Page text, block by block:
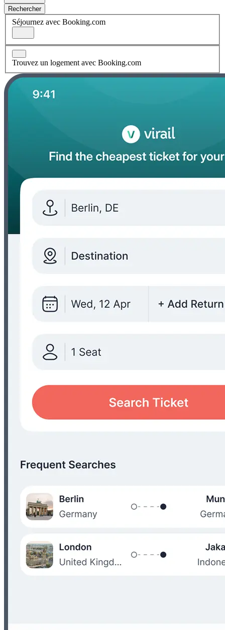
Rechercher
Séjournez avec Booking.com
Trouvez un logement avec Booking.com